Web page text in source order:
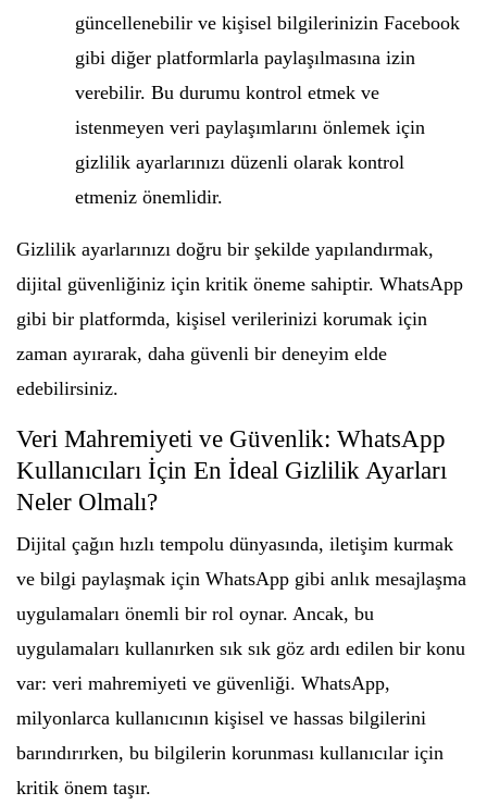
güncellenebilir ve kişisel bilgilerinizin Facebook
gibi diğer platformlarla paylaşılmasına izin
verebilir. Bu durumu kontrol etmek ve
istenmeyen veri paylaşımlarını önlemek için
gizlilik ayarlarınızı düzenli olarak kontrol
etmeniz önemlidir.
Gizlilik ayarlarınızı doğru bir şekilde yapılandırmak,
dijital güvenliğiniz için kritik öneme sahiptir. WhatsApp
gibi bir platformda, kişisel verilerinizi korumak için
zaman ayırarak, daha güvenli bir deneyim elde
edebilirsiniz.
Veri Mahremiyeti ve Güvenlik: WhatsApp
Kullanıcıları İçin En İdeal Gizlilik Ayarları
Neler Olmalı?
Dijital çağın hızlı tempolu dünyasında, iletişim kurmak
ve bilgi paylaşmak için WhatsApp gibi anlık mesajlaşma
uygulamaları önemli bir rol oynar. Ancak, bu
uygulamaları kullanırken sık sık göz ardı edilen bir konu
var: veri mahremiyeti ve güvenliği. WhatsApp,
milyonlarca kullanıcının kişisel ve hassas bilgilerini
barındırırken, bu bilgilerin korunması kullanıcılar için
kritik önem taşır.